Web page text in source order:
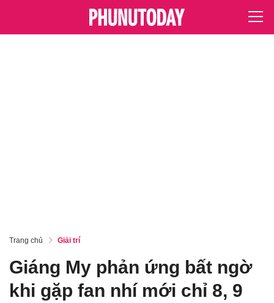
Trang chủ Giải trí
Giáng My phản ứng bất ngờ
khi gặp fan nhí mới chỉ 8, 9